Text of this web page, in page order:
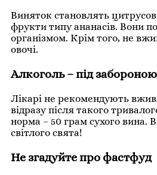
Виняток становлять
фрукти типу ананасів. Вони
організмом. Крім того, не
овочі.
Алкоголь – під забороною
Лікарі не рекомендують
відразу після такого
норма – 50 грам сухого вина.
світлого свята!
Не згадуйте про фастфуд